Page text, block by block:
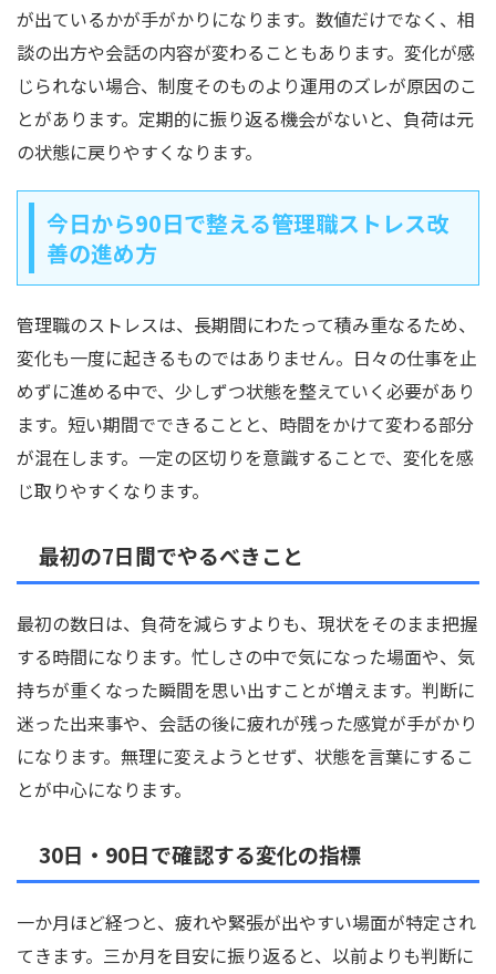
が出ているかが手がかりになります。数値だけでなく、相
談の出方や会話の内容が変わることもあります。変化が感
じられない場合、制度そのものより運用のズレが原因のこ
とがあります。定期的に振り返る機会がないと、負荷は元
の状態に戻りやすくなります。
今日から90日で整える管理職ストレス改
善の進め方
管理職のストレスは、長期間にわたって積み重なるため、
変化も一度に起きるものではありません。日々の仕事を止
めずに進める中で、少しずつ状態を整えていく必要があり
ます。短い期間でできることと、時間をかけて変わる部分
が混在します。一定の区切りを意識することで、変化を感
じ取りやすくなります。
最初の7日間でやるべきこと
最初の数日は、負荷を減らすよりも、現状をそのまま把握
する時間になります。忙しさの中で気になった場面や、気
持ちが重くなった瞬間を思い出すことが増えます。判断に
迷った出来事や、会話の後に疲れが残った感覚が手がかり
になります。無理に変えようとせず、状態を言葉にするこ
とが中心になります。
30日・90日で確認する変化の指標
一か月ほど経つと、疲れや緊張が出やすい場面が特定され
てきます。三か月を目安に振り返ると、以前よりも判断に